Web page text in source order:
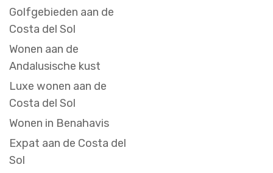
Golfgebieden aan de
Costa del Sol
Wonen aan de
Andalusische kust
Luxe wonen aan de
Costa del Sol
Wonen in Benahavis
Expat aan de Costa del
Sol